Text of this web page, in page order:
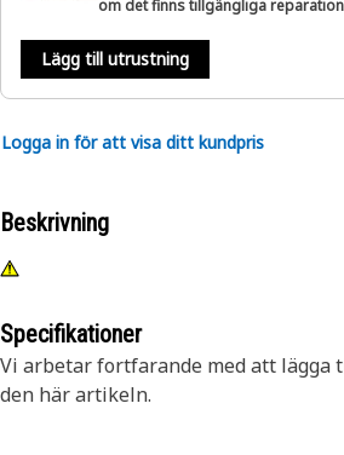
om det finns tillgängliga
Lägg till utrustning
Logga in för att visa ditt kundpris
Beskrivning
Specifikationer
Vi arbetar fortfarande med att lägga
den här artikeln.